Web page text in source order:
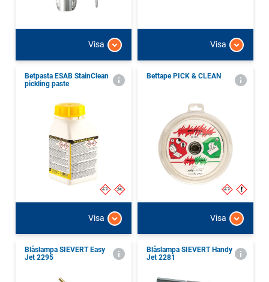
Visa Visa
Betpasta ESAB StainClean
pickling paste
Visa
Bettape PICK & CLEAN
Visa
Blåslampa SIEVERT Easy
Jet 2295
Blåslampa SIEVERT Handy
Jet 2281